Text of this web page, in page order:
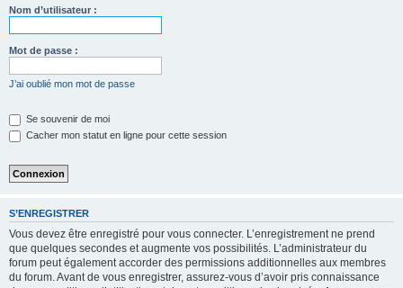
Nom d’utilisateur :
Mot de passe :
J’ai oublié mon mot de passe
Se souvenir de moi
Cacher mon statut en ligne pour cette session
S’ENREGISTRER
Vous devez être enregistré pour vous connecter. L’enregistrement ne prend
que quelques secondes et augmente vos possibilités. L’administrateur du
forum peut également accorder des permissions additionnelles aux membres
du forum. Avant de vous enregistrer, assurez-vous d’avoir pris connaissance